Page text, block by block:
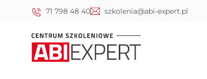
71 798 48 40 szkolenia@abi-expert.pl